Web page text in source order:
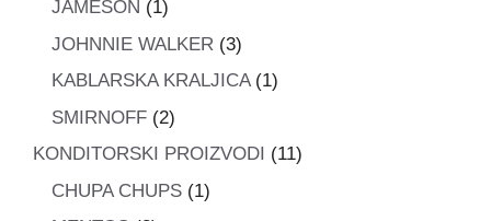
JAMESON 11
proizvod
JOHNNIE WALKER 33
proizvoda
KABLARSKA KRALJICA 11
SMIRNOFF 22
proizvoda
KONDITORSKI PROIZVODI 1111
CHUPA CHUPS 11